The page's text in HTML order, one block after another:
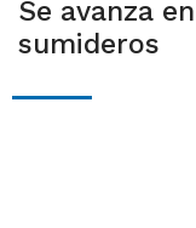
Se avanza
sumideros